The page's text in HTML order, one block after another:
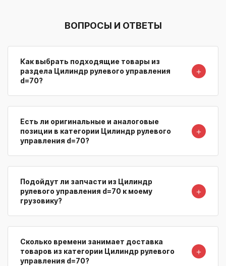
ВОПРОСЫ И ОТВЕТЫ
Как выбрать подходящие товары из
раздела Цилиндр рулевого управления
d=70?
＋
Есть ли оригинальные и аналоговые
позиции в категории Цилиндр рулевого
управления d=70?
＋
Подойдут ли запчасти из Цилиндр
рулевого управления d=70 к моему
грузовику?
＋
Сколько времени занимает доставка
товаров из категории Цилиндр рулевого
управления d=70?
＋